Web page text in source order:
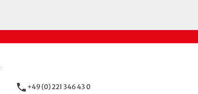
phone +49 (0) 221 346 43 0